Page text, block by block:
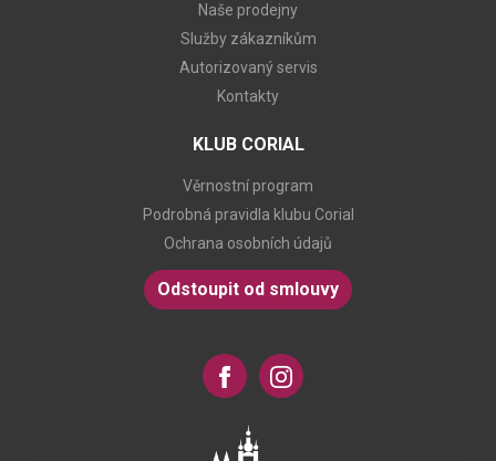
Naše prodejny
Služby zákazníkům
Autorizovaný servis
Kontakty
KLUB CORIAL
Věrnostní program
Podrobná pravidla klubu Corial
Ochrana osobních údajů
Odstoupit od smlouvy